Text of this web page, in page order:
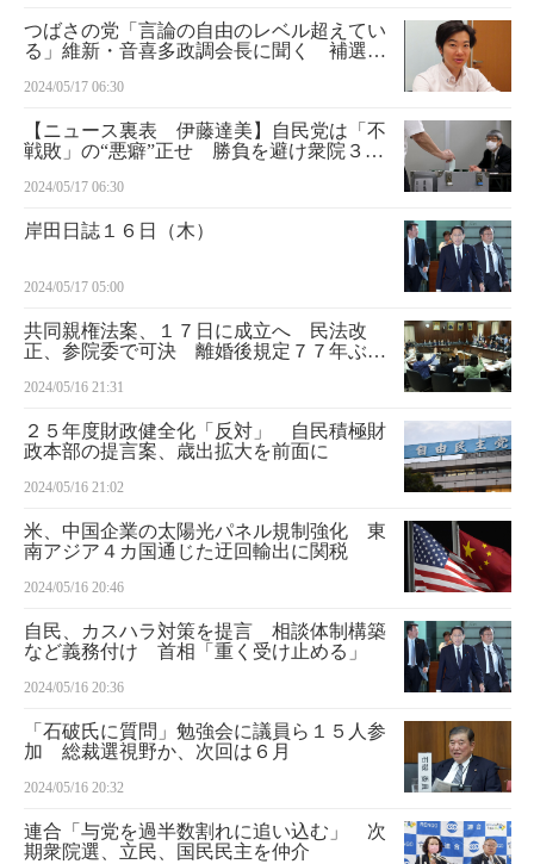
つばさの党「言論の自由のレベル超えてい
る」維新・音喜多政調会長に聞く 補選で
の決意
2024/05/17 06:30
【ニュース裏表 伊藤達美】自民党は「不
戦敗」の“悪癖”正せ 勝負を避け衆院３補
審判」避け“姑息”と判断も
2024/05/17 06:30
岸田日誌１６日（木）
2024/05/17 05:00
共同親権法案、１７日に成立へ 民法改
正、参院委で可決 離婚後規定７７年ぶり
2024/05/16 21:31
２５年度財政健全化「反対」 自民積極財
政本部の提言案、歳出拡大を前面に
2024/05/16 21:02
米、中国企業の太陽光パネル規制強化 東
南アジア４カ国通じた迂回輸出に関税
2024/05/16 20:46
自民、カスハラ対策を提言 相談体制構築
など義務付け 首相「重く受け止める」
2024/05/16 20:36
「石破氏に質問」勉強会に議員ら１５人参
加 総裁選視野か、次回は６月
2024/05/16 20:32
連合「与党を過半数割れに追い込む」 次
期衆院選、立民、国民民主を仲介